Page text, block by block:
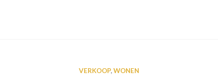
VERKOOP,WONEN